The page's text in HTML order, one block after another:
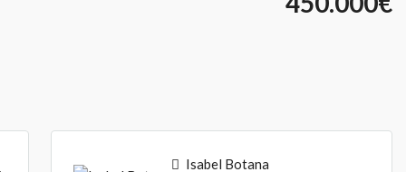
Isabel Botana